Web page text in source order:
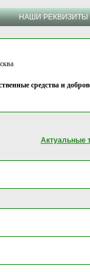
НАШИ РЕКВИЗИТЫ
средства и
Актуальные